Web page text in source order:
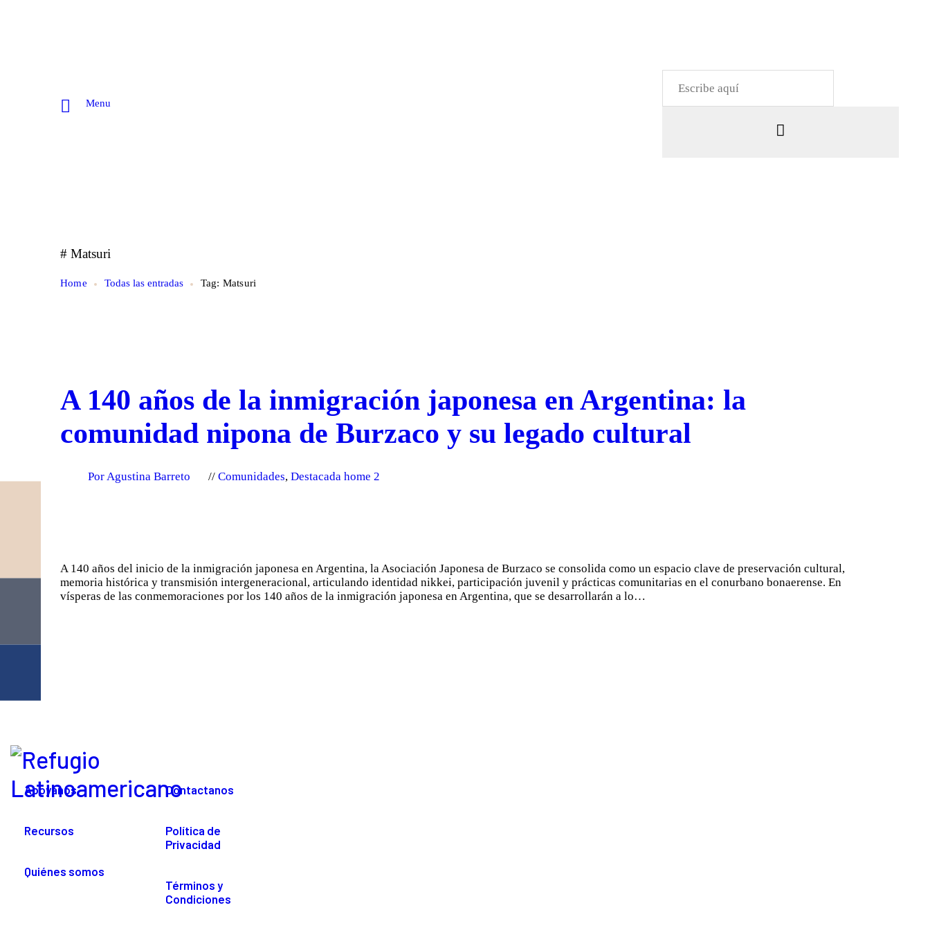
Menu
# Matsuri
Home Todas las entradas Tag: Matsuri
A 140 años de la inmigración japonesa en Argentina: la
comunidad nipona de Burzaco y su legado cultural
Por Agustina Barreto Comunidades,Destacada home 2
A 140 años del inicio de la inmigración japonesa en Argentina, la Asociación Japonesa de Burzaco se consolida como un espacio clave de preservación cultural,
memoria histórica y transmisión intergeneracional, articulando identidad nikkei, participación juvenil y prácticas comunitarias en el conurbano bonaerense. En
vísperas de las conmemoraciones por los 140 años de la inmigración japonesa en Argentina, que se desarrollarán a lo…
Apoyanos
Recursos
Quiénes somos
Contactanos
Política de
Privacidad
Términos y
Condiciones